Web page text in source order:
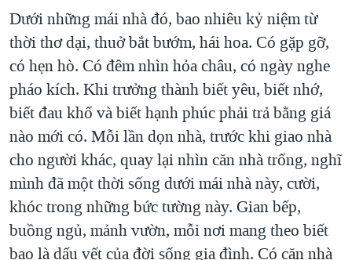
Dưới những mái nhà đó, bao nhiêu kỷ niệm từ
thời thơ dại, thuở bắt bướm, hái hoa. Có gặp gỡ,
có hẹn hò. Có đêm nhìn hỏa châu, có ngày nghe
pháo kích. Khi trưởng thành biết yêu, biết nhớ,
biết đau khổ và biết hạnh phúc phải trả bằng giá
nào mới có. Mỗi lần dọn nhà, trước khi giao nhà
cho người khác, quay lại nhìn căn nhà trống, nghĩ
mình đã một thời sống dưới mái nhà này, cười,
khóc trong những bức tường này. Gian bếp,
buồng ngủ, mảnh vườn, mỗi nơi mang theo biết
bao là dấu vết của đời sống gia đình. Có căn nhà